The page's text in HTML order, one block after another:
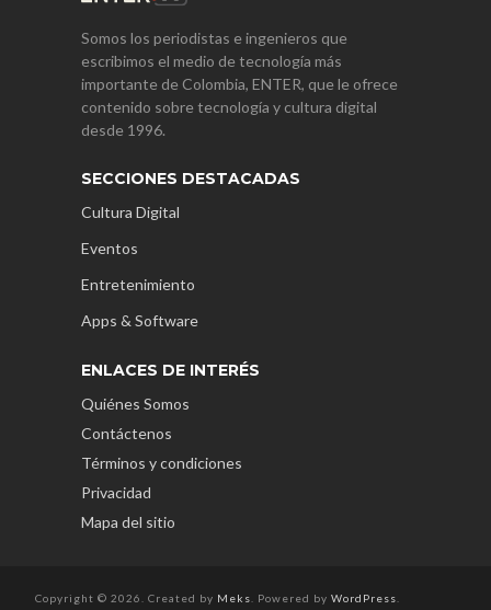
Somos los periodistas e ingenieros que
escribimos el medio de tecnología más
importante de Colombia, ENTER, que le ofrece
contenido sobre tecnología y cultura digital
desde 1996.
SECCIONES DESTACADAS
Cultura Digital
Eventos
Entretenimiento
Apps & Software
ENLACES DE INTERÉS
Quiénes Somos
Contáctenos
Términos y condiciones
Privacidad
Mapa del sitio
Copyright © 2026. Created by Meks . Powered by WordPress